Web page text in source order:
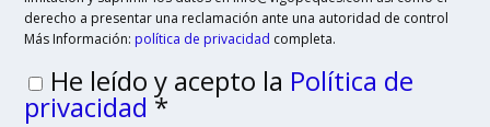
derecho a presentar una reclamación ante una autoridad de control
Más Información: política de privacidad completa.
He leído y acepto la Política de
privacidad*